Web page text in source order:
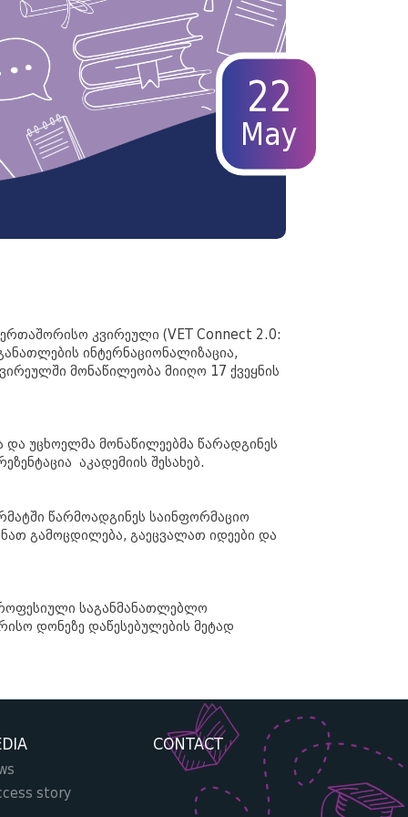
22
May
კვირეული (VET Connect 2.0:
ინტერნაციონალიზაცია,
მონაწილეობა მიიღო 17 ქვეყნის
უცხოელმა მონაწილეებმა წარადგინეს
აკადემიის შესახებ.
წარმოადგინეს საინფორმაციო
გამოცდილება, გაეცვალათ იდეები და
საგანმანათლებლო
დონეზე დაწესებულების მეტად
story
CONTACT